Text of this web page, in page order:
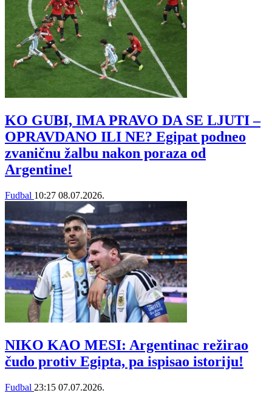
KO GUBI, IMA PRAVO DA SE LJUTI –
OPRAVDANO ILI NE? Egipat podneo
zvaničnu žalbu nakon poraza od
Argentine!
Fudbal 10:27 08.07.2026.
NIKO KAO MESI: Argentinac režirao
čudo protiv Egipta, pa ispisao istoriju!
Fudbal 23:15 07.07.2026.